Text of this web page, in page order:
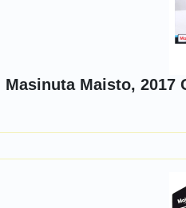
Masinuta Maisto, 2017